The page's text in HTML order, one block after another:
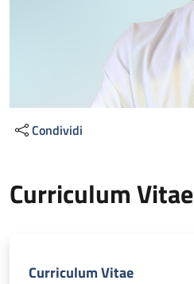
Condividi
Curriculum Vitae
Curriculum Vitae